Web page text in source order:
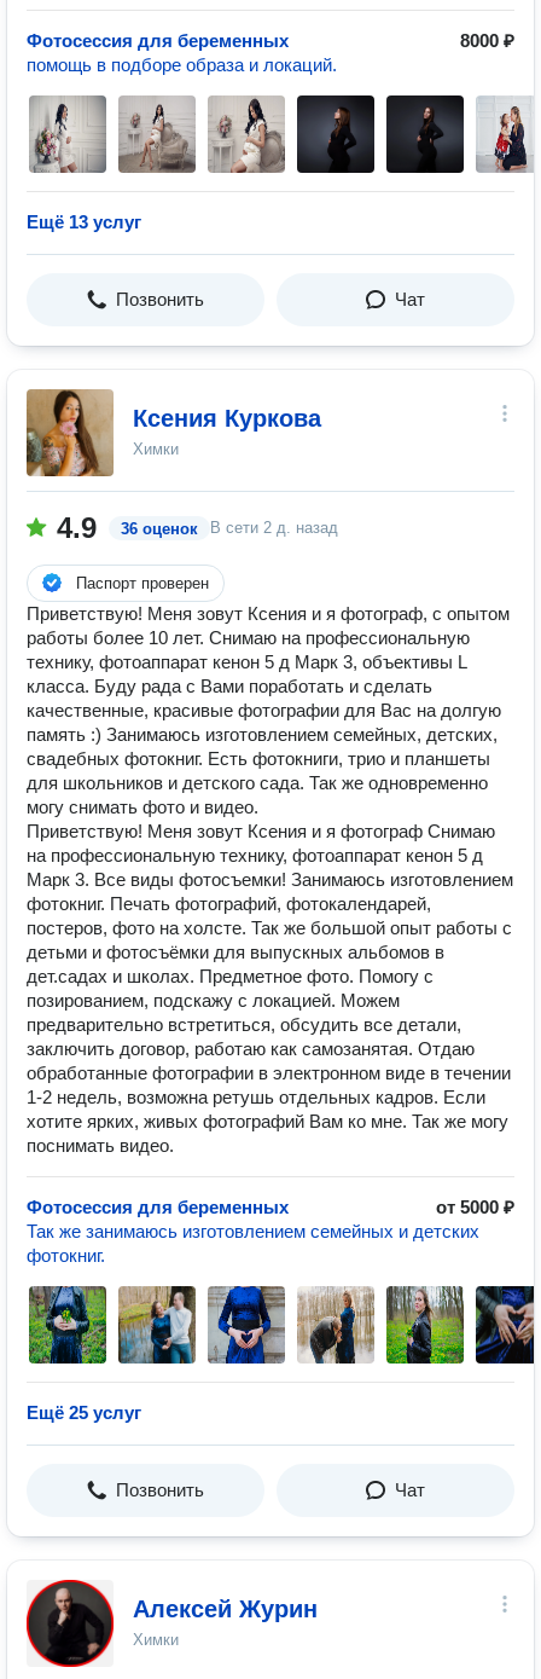
Фотосессия для беременных
8000 ₽
помощь в подборе образа и локаций.
Ещё 13 услуг
Позвонить Чат
Ксения Куркова
Химки
4.9 36 оценок В сети 2 д. назад
Паспорт проверен
Приветствую! Меня зовут Ксения и я фотограф, с опытом
работы более 10 лет. Снимаю на профессиональную
технику, фотоаппарат кенон 5 д Марк 3, объективы L
класса. Буду рада с Вами поработать и сделать
качественные, красивые фотографии для Вас на долгую
память :) Занимаюсь изготовлением семейных, детских,
свадебных фотокниг. Есть фотокниги, трио и планшеты
для школьников и детского сада. Так же одновременно
могу снимать фото и видео.
Приветствую! Меня зовут Ксения и я фотограф Снимаю
на профессиональную технику, фотоаппарат кенон 5 д
Марк 3. Все виды фотосъемки! Занимаюсь изготовлением
фотокниг. Печать фотографий, фотокалендарей,
постеров, фото на холсте. Так же большой опыт работы с
детьми и фотосъёмки для выпускных альбомов в
дет.садах и школах. Предметное фото. Помогу с
позированием, подскажу с локацией. Можем
предварительно встретиться, обсудить все детали,
заключить договор, работаю как самозанятая. Отдаю
обработанные фотографии в электронном виде в течении
1-2 недель, возможна ретушь отдельных кадров. Если
хотите ярких, живых фотографий Вам ко мне. Так же могу
поснимать видео.
Фотосессия для беременных
от 5000 ₽
Так же занимаюсь изготовлением семейных и детских
фотокниг.
Ещё 25 услуг
Позвонить Чат
Алексей Журин
Химки